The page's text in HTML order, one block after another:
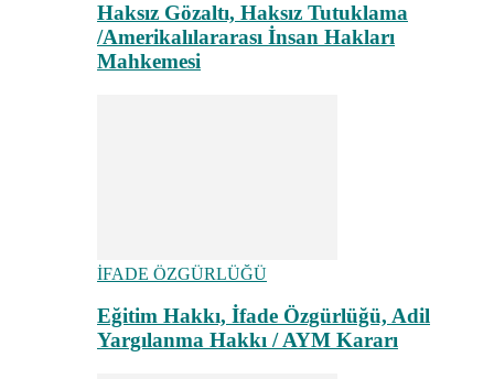
Haksız Gözaltı, Haksız Tutuklama
/Amerikalılararası İnsan Hakları
Mahkemesi
İFADE ÖZGÜRLÜĞÜ
Eğitim Hakkı, İfade Özgürlüğü, Adil
Yargılanma Hakkı / AYM Kararı